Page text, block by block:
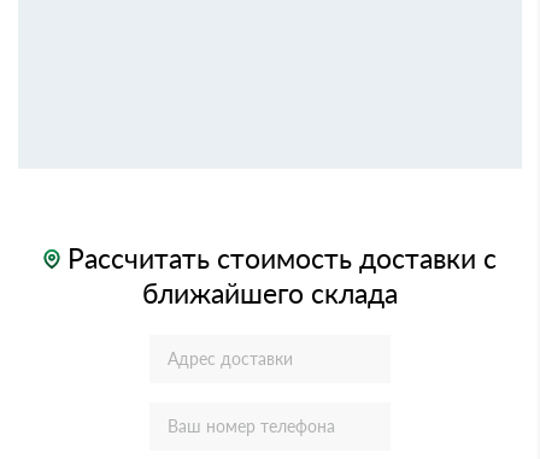
Рассчитать стоимость доставки с
ближайшего склада